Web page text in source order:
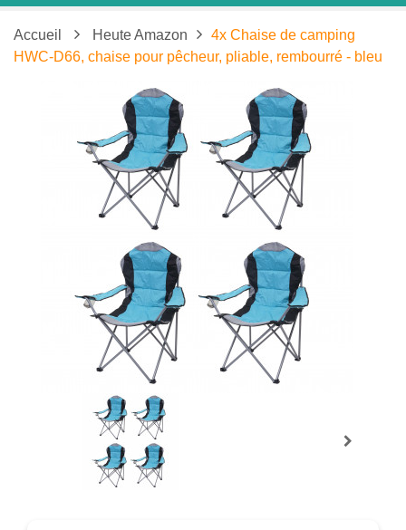
Accueil Heute Amazon
4x Chaise de camping
HWC-D66, chaise pour pêcheur, pliable, rembourré - bleu